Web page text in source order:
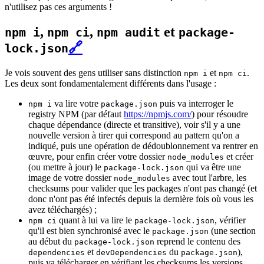
n'utilisez pas ces arguments !
npm i, npm ci, npm audit et package-
lock.json🔗
Je vois souvent des gens utiliser sans distinction npm i et npm ci .
Les deux sont fondamentalement différents dans l'usage :
npm i va lire votre package.json puis va interroger le
registry NPM (par défaut https://npmjs.com/) pour résoudre
chaque dépendance (directe et transitive), voir s'il y a une
nouvelle version à tirer qui correspond au pattern qu'on a
indiqué, puis une opération de dédoublonnement va rentrer en
œuvre, pour enfin créer votre dossier node_modules et créer
(ou mettre à jour) le package-lock.json qui va être une
image de votre dossier node_modules avec tout l'arbre, les
checksums pour valider que les packages n'ont pas changé (et
donc n'ont pas été infectés depuis la dernière fois où vous les
avez téléchargés) ;
npm ci quant à lui va lire le package-lock.json, vérifier
qu'il est bien synchronisé avec le package.json (une section
au début du package-lock.json reprend le contenu des
dependencies et devDependencies du package.json),